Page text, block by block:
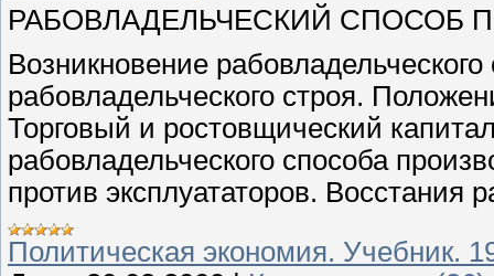
РАБОВЛАДЕЛЬЧЕСКИЙ СПОСОБ
Возникновение
рабовладельческого строя.
Торговый и ростовщический
рабовладельческого способа
против эксплуататоров. Восстания
Политическая экономия. Учебник.